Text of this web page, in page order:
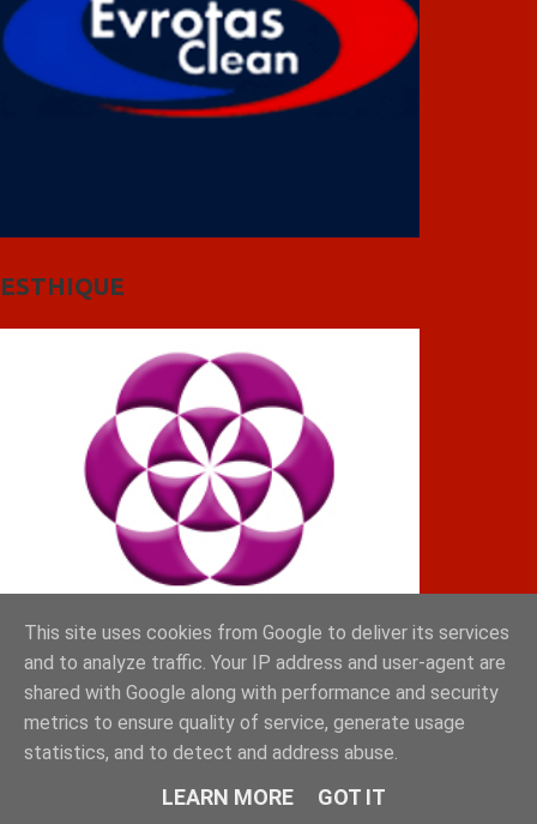
ESTHIQUE
This site uses cookies from Google to deliver its services
and to analyze traffic. Your IP address and user-agent are
shared with Google along with performance and security
metrics to ensure quality of service, generate usage
statistics, and to detect and address abuse.
LEARN MORE GOT IT